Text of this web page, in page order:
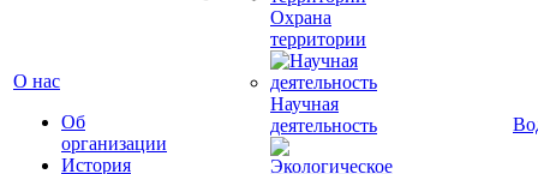
О нас
Об
организации
История
Охрана
территории
Научная
деятельность